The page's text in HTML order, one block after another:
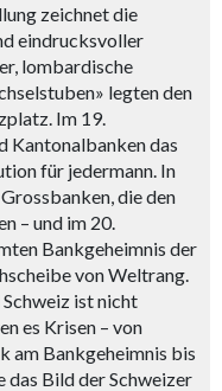
zeichnet die
eindrucksvoller
lombardische
legten den
Im 19.
Kantonalbanken das
für jedermann. In
die den
– und im 20.
Bankgeheimnis der
von Weltrang.
ist nicht
es Krisen – von
am Bankgeheimnis bis
das Bild der Schweizer